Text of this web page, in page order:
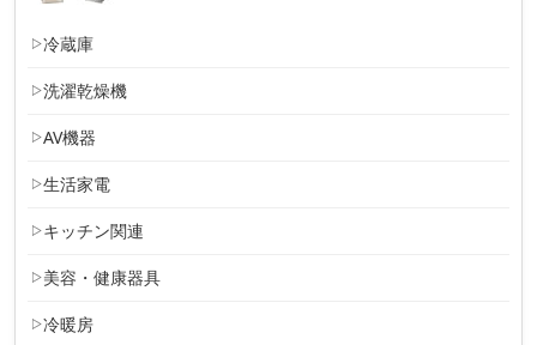
冷蔵庫
洗濯乾燥機
AV機器
生活家電
キッチン関連
美容・健康器具
冷暖房